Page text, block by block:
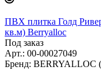
ПВХ плитка Голд
кв.м) Berryalloс
Под заказ
Арт.: 00-00027049
Бренд: BERRYALLOC